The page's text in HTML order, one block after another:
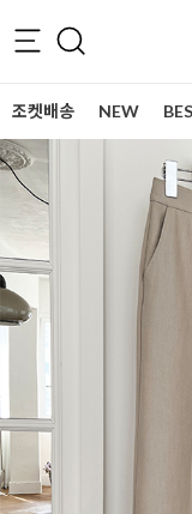
조켓배송 NEW